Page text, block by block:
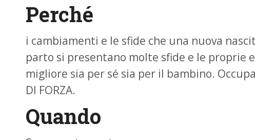
Perché
i cambiamenti e le sfide che una nuova
parto si presentano molte sfide e le proprie
migliore sia per sé sia per il bambino.
DI FORZA.
Quando